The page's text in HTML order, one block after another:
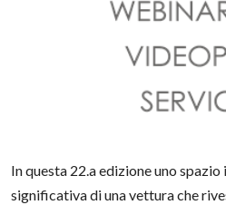
In questa 22.a edizione uno
significativa di una vettura che